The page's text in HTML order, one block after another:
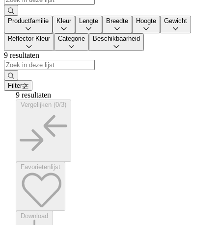
Productfamilie Kleur Lengte Breedte Hoogte Gewicht
Reflector Kleur Categorie Beschikbaarheid
9 resultaten
Filter
9 resultaten